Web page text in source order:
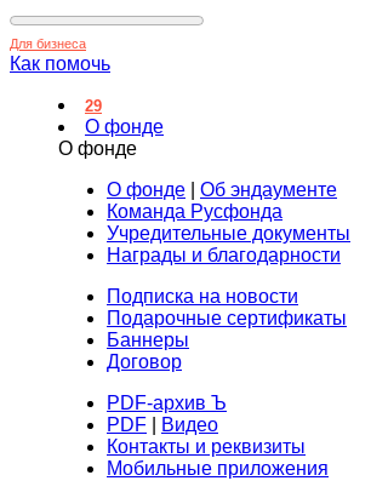
Для бизнеса
Как помочь
29
О фонде
О фонде
О фонде
Об эндаументе
Команда Русфонда
Учредительные документы
Награды и благодарности
Подписка на новости
Подарочные сертификаты
Баннеры
Договор
PDF-архив Ъ
PDF
Видео
Контакты и реквизиты
Мобильные приложения